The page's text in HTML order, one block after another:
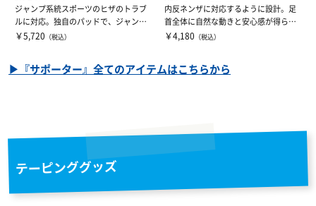
ジャンプ系統スポーツのヒザのトラブ
ルに対応。独自のパッドで、ジャンプ
時のヒザへの...
￥5,720 （税込）
内反ネンザに対応するように設計。足
首全体に自然な動きと安心感が得られ
ます。
￥4,180 （税込）
▶『サポーター』全てのアイテムはこちらから
テーピンググッズ